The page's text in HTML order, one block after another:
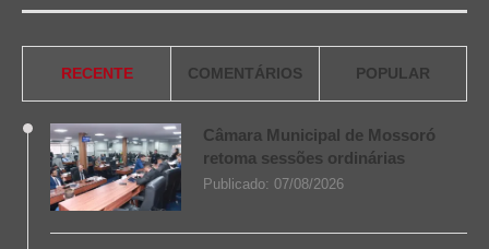
RECENTE COMENTÁRIOS POPULAR
Câmara Municipal de Mossoró
retoma sessões ordinárias
Publicado: 07/08/2026